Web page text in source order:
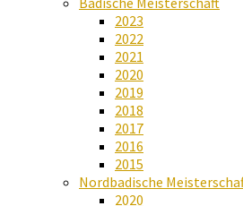
2023
2022
2021
2020
2019
2018
2017
2016
2015
Nordbadische
2020